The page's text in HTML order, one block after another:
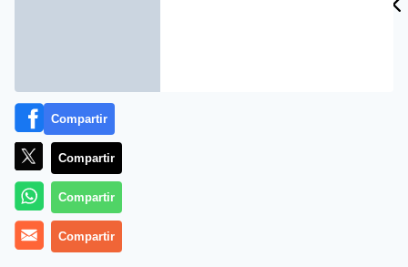
Más información
Compartir
Compartir
Compartir
Compartir